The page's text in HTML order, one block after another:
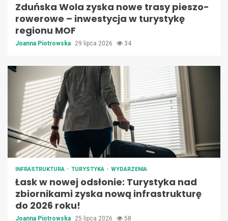
Zduńska Wola zyska nowe trasy pieszo-
rowerowe – inwestycja w turystykę
regionu MOF
Joanna Piotrowska 29 lipca 2026 34
INFRASTRUKTURA TURYSTYKA WYDARZENIA
Łask w nowej odsłonie: Turystyka nad
zbiornikami zyska nową infrastrukturę
do 2026 roku!
Joanna Piotrowska 25 lipca 2026 58